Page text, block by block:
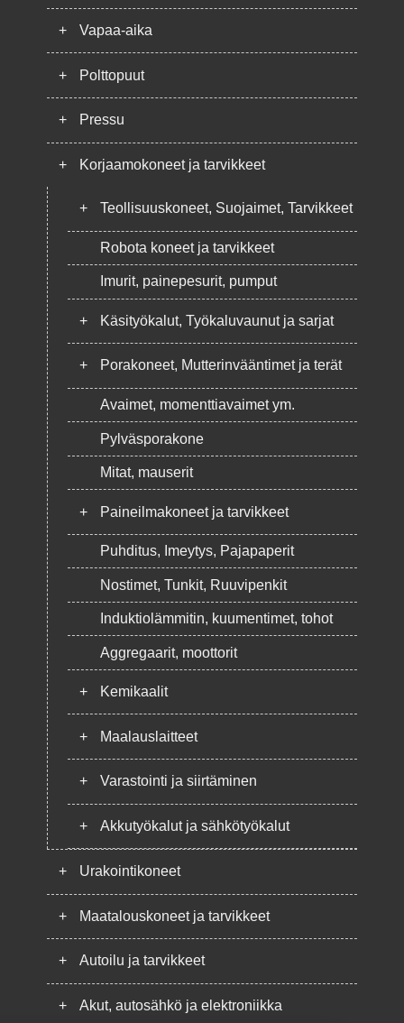
+ Vapaa-aika
+ Polttopuut
+ Pressu
+ Korjaamokoneet ja tarvikkeet
+ Teollisuuskoneet, Suojaimet, Tarvikkeet
Robota koneet ja tarvikkeet
Imurit, painepesurit, pumput
+ Käsityökalut, Työkaluvaunut ja sarjat
+ Porakoneet, Mutterinvääntimet ja terät
Avaimet, momenttiavaimet ym.
Pylväsporakone
Mitat, mauserit
+ Paineilmakoneet ja tarvikkeet
Puhditus, Imeytys, Pajapaperit
Nostimet, Tunkit, Ruuvipenkit
Induktiolämmitin, kuumentimet, tohot
Aggregaarit, moottorit
+ Kemikaalit
+ Maalauslaitteet
+ Varastointi ja siirtäminen
+ Akkutyökalut ja sähkötyökalut
+ Urakointikoneet
+ Maatalouskoneet ja tarvikkeet
+ Autoilu ja tarvikkeet
+ Akut, autosähkö ja elektroniikka